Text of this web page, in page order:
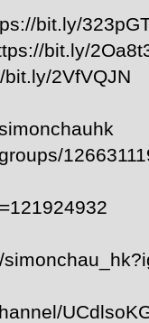
bit.ly/
bit.ly/
bit.ly/2VfVQJN